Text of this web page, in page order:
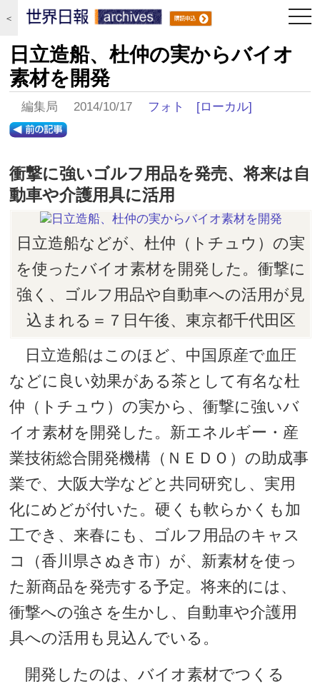
＜
日立造船、杜仲の実からバイオ
素材を開発
編集局 2014/10/17 フォト [ローカル]
衝撃に強いゴルフ用品を発売、将来は自
動車や介護用具に活用
日立造船などが、杜仲（トチュウ）の実
を使ったバイオ素材を開発した。衝撃に
強く、ゴルフ用品や自動車への活用が見
込まれる＝７日午後、東京都千代田区
日立造船はこのほど、中国原産で血圧
などに良い効果がある茶として有名な杜
仲（トチュウ）の実から、衝撃に強いバ
イオ素材を開発した。新エネルギー・産
業技術総合開発機構（ＮＥＤＯ）の助成事
業で、大阪大学などと共同研究し、実用
化にめどが付いた。硬くも軟らかくも加
工でき、来春にも、ゴルフ用品のキャス
コ（香川県さぬき市）が、新素材を使っ
た新商品を発売する予定。将来的には、
衝撃への強さを生かし、自動車や介護用
具への活用も見込んでいる。
開発したのは、バイオ素材でつくる